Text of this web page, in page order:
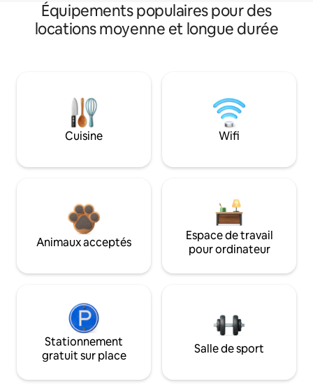
Équipements populaires pour des
locations moyenne et longue durée
Cuisine Wifi
Animaux acceptés
Espace de travail
pour ordinateur
Stationnement
gratuit sur place
Salle de sport